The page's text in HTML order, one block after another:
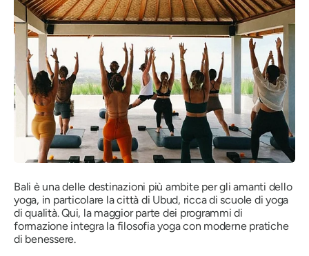
Bali è una delle destinazioni più ambite per gli amanti dello
yoga, in particolare la città di Ubud, ricca di scuole di yoga
di qualità. Qui, la maggior parte dei programmi di
formazione integra la filosofia yoga con moderne pratiche
di benessere.